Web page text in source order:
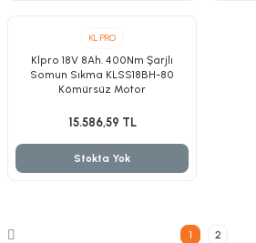
KL PRO
Klpro 18V 8Ah. 400Nm Şarjlı
Somun Sıkma KLSS18BH-80
Kömürsüz Motor
15.586,59 TL
Stokta Yok
1 2